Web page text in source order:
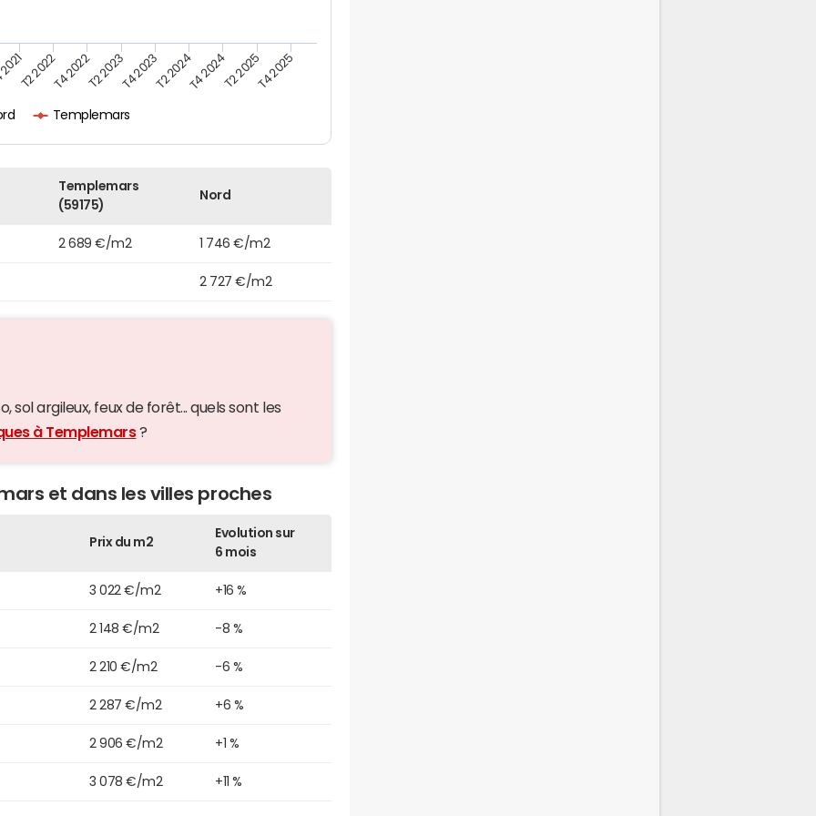
Templemars
T2 2022T4 2022T2 2023T4 2023T2 2024T4 2024T2 2025T4 2025
Templemars
(59175)
Nord
2 689 €/m2 1 746 €/m2
2 727 €/m2
sol argileux, feux de forêt... quels sont les
à Templemars?
et dans les villes proches
Prix du m2
Evolution sur
6 mois
3 022 €/m2 +16 %
2 148 €/m2 -8 %
2 210 €/m2 -6 %
2 287 €/m2 +6 %
2 906 €/m2 +1 %
3 078 €/m2 +11 %